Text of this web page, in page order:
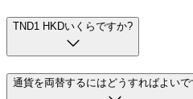
TND1 HKDいくらですか?
通貨を両替するにはどうすればよいで